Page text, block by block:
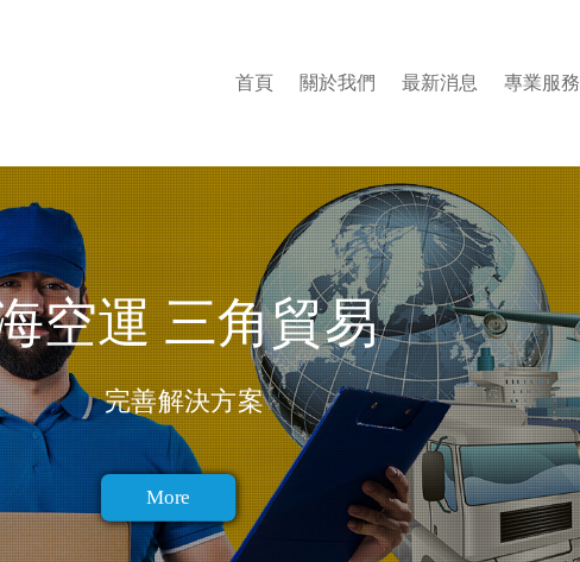
首頁 關於我們 最新消息 專業服務
空運 三角貿易
完善解決方案
More